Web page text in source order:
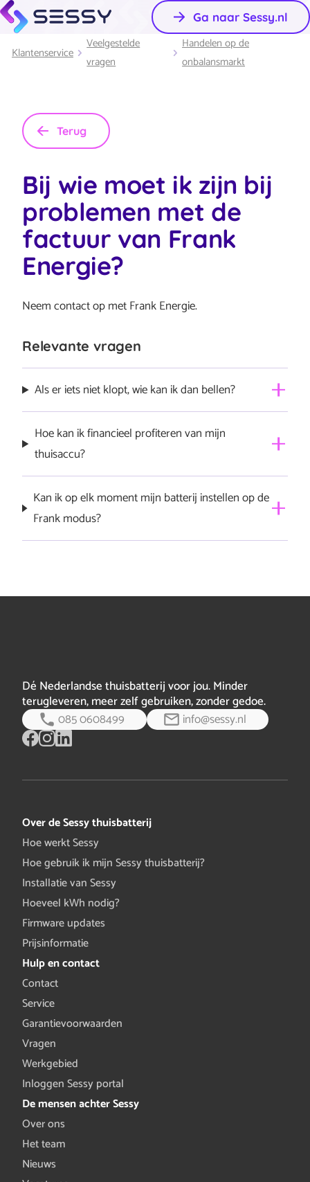
Ga naar Sessy.nl
Klantenservice
Veelgestelde
vragen
Handelen op de
onbalansmarkt
Terug
Bij wie moet ik zijn bij
problemen met de
factuur van Frank
Energie?
Neem contact op met Frank Energie.
Relevante vragen
Als er iets niet klopt, wie kan ik dan bellen?
neem je contact op met Sessy, bij andere problemen
met Frank Energie.
Hoe kan ik financieel profiteren van mijn
thuisaccu?
waar onbalansprijzen fluctueren, de meest lucratieve
mogelijkheid voor eigenaren van thuisbatterijen. Let wel
Kan ik op elk moment mijn batterij instellen op de
Frank modus?
Dé Nederlandse thuisbatterij voor jou. Minder
terugleveren, meer zelf gebruiken, zonder gedoe.
085 0608499
info@sessy.nl
Over de Sessy thuisbatterij
Hoe werkt Sessy
Hoe gebruik ik mijn Sessy thuisbatterij?
Installatie van Sessy
Hoeveel kWh nodig?
Firmware updates
Prijsinformatie
Hulp en contact
Contact
Service
Garantievoorwaarden
Vragen
Werkgebied
Inloggen Sessy portal
De mensen achter Sessy
Over ons
Het team
Nieuws